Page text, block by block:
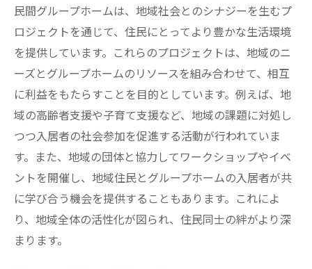
民間グループホームは、地域社会とのシナジーを生むプ
ロジェクトを通じて、住民にとってより豊かな生活環境
を提供しています。これらのプロジェクトは、地域のニ
ーズとグループホームのリソースを組み合わせて、相互
に利益をもたらすことを目的としています。例えば、地
域の高齢者支援や子育て支援など、地域の課題に対処し
つつ入居者の社会参加を促進する活動が行われていま
す。また、地域の団体と協力してワークショップやイベ
ントを開催し、地域住民とグループホームの入居者が共
に学び合う機会を提供することもあります。これによ
り、地域全体の活性化が図られ、住民同士の絆がより深
まります。